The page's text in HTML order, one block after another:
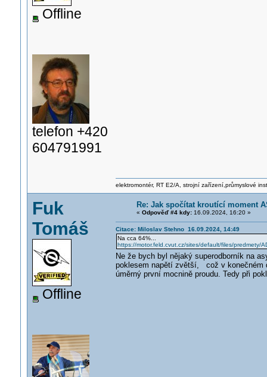
Offline
telefon +420
604791991
elektromontér, RT E2/A, strojní zařízení,průmyslové
Fuk
Tomáš
Offline
Re: Jak spočítat kroutící moment
« Odpověď #4 kdy:16.09.2024, 16:20 »
Citace: Miloslav Stehno 16.09.2024, 14:49
Na cca 64%...
https://motor.feld.cvut.cz/sites/default/files/predmety/
Ne že bych byl nějaký superodborník na
poklesem napětí zvětší, což v konečném
úměrný první mocnině proudu. Tedy při